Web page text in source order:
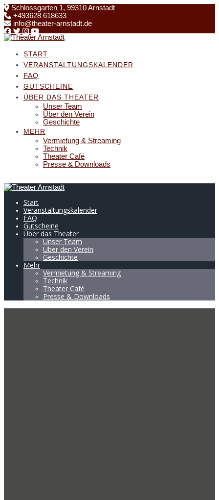
Skip
to
content
Schlossgarten 1, 99310 Arnstadt
+493628 618633
info@theater-arnstadt.de
START
VERANSTALTUNGSKALENDER
FAQ
GUTSCHEINE
ÜBER DAS THEATER
Unser Team
Über den Verein
Geschichte
MEHR
Vermietung & Streaming
Technik
Theater Café
Presse & Downloads
Start
Veranstaltungskalender
FAQ
Gutscheine
Über das Theater
Unser Team
Über den Verein
Geschichte
Mehr
Vermietung & Streaming
Technik
Theater Café
Presse & Downloads